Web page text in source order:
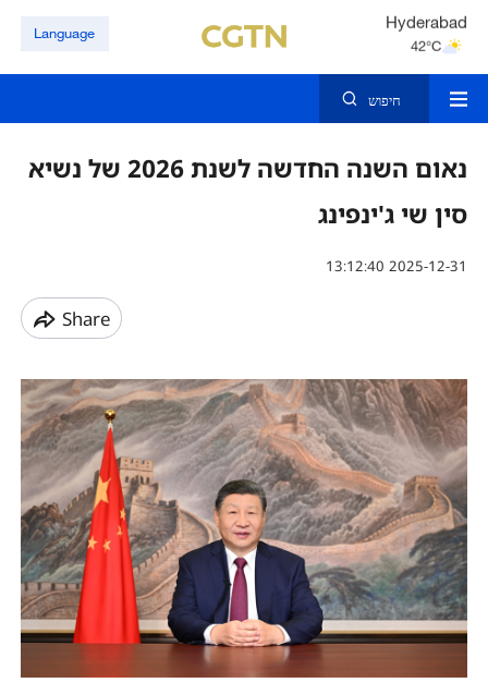
Hyderabad
42°C
Mumbai
Language
חיפוש
נאום השנה החדשה לשנת 2026 של נשיא
סין שי ג'ינפינג
13:12:40 2025-12-31
Share